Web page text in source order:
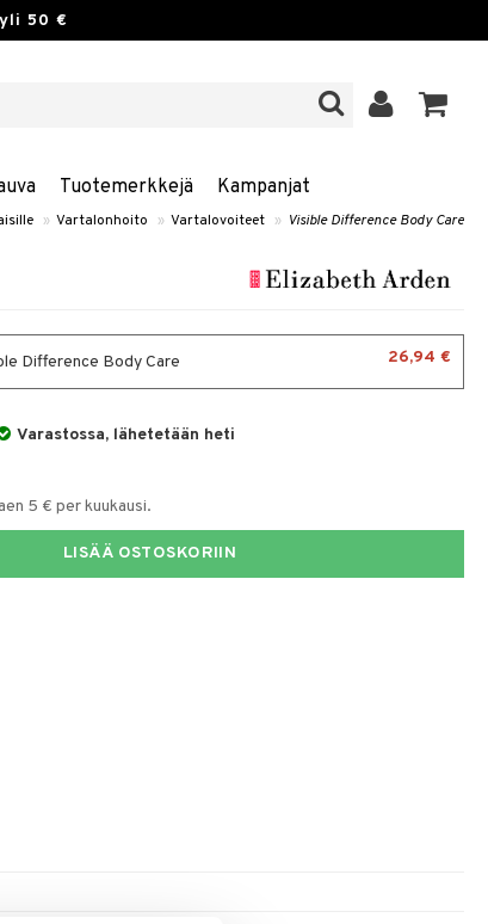
50 €
Tuotemerkkejä Kampanjat
» Vartalonhoito » Vartalovoiteet » Visible Difference Body Care
Difference Body Care 26,94 €
Varastossa, lähetetään heti
5 € per kuukausi.
LISÄÄ OSTOSKORIIN